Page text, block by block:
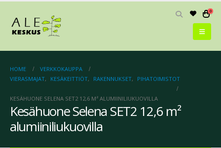
0
HOME
VERKKOKAUPPA
VIERASMAJAT, KESÄKEITTIÖT, RAKENNUKSET, PIHATOIMISTOT
KESÄHUONE SELENA SET2 12,6 M² ALUMIINILIUKUOVILLA
Kesähuone Selena SET2 12,6 m²
alumiiniliukuovilla